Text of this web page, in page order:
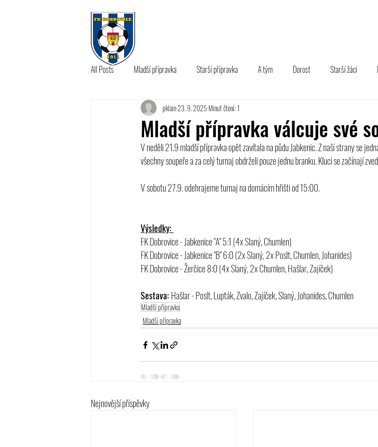
All Posts Mladší přípravka Starší přípravka A tým Dorost Starší žáci
Mladší přípravka válcuje své
pklain23. 9. 2025 Minut čtení: 1
V neděli 21.9 mladší přípravka opět zavítala na půdu Jabkenic. Z naší strany se
všechny soupeře a za celý turnaj obdrželi pouze jednu branku. Kluci se začínají
V sobotu 27.9. odehrajeme turnaj na domácím hřišti od 15:00.
Výsledky:
FK Dobrovice - Jabkenice "A" 5:1 (4x Slaný, Chumlen)
FK Dobrovice - Jabkenice "B" 6:0 (2x Slaný, 2x Poslt, Chumlen, Johanides)
FK Dobrovice - Žerčice 8:0 (4x Slaný, 2x Chumlen, Hašlar, Zajíček)
Sestava: Hašlar - Poslt, Lupták, Zvalo, Zajíček, Slaný, Johanides, Chumlen
Mladší přípravka
Mladší přípravka
Nejnovější příspěvky